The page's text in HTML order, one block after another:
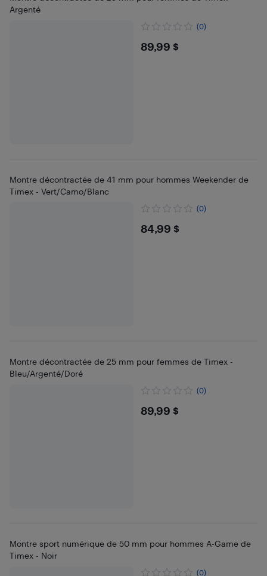
Argenté
(0)
$89.99
89,99 $
Montre décontractée de 41 mm pour hommes Weekender de
Timex - Vert/Camo/Blanc
(0)
$84.99
84,99 $
Montre décontractée de 25 mm pour femmes de Timex -
Bleu/Argenté/Doré
(0)
$89.99
89,99 $
Montre sport numérique de 50 mm pour hommes A-Game de
Timex - Noir
(0)